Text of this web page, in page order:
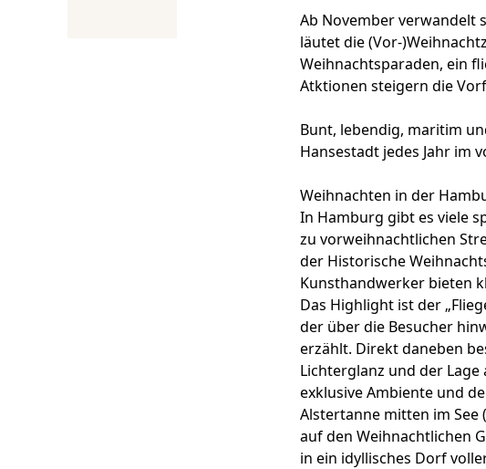
Ab November verwandelt
läutet die (Vor-
Weihnachtsparaden, ein
Atktionen steigern die
Bunt, lebendig, maritim
Hansestadt jedes Jahr im
Weihnachten in der
In Hamburg gibt es viele
zu vorweihnachtlichen
der Historische
Kunsthandwerker bieten
Das Highlight ist der
der über die Besucher
erzählt. Direkt daneben
Lichterglanz und der Lage
exklusive Ambiente und
Alstertanne mitten im See
auf den Weihnachtlichen
in ein idyllisches Dorf